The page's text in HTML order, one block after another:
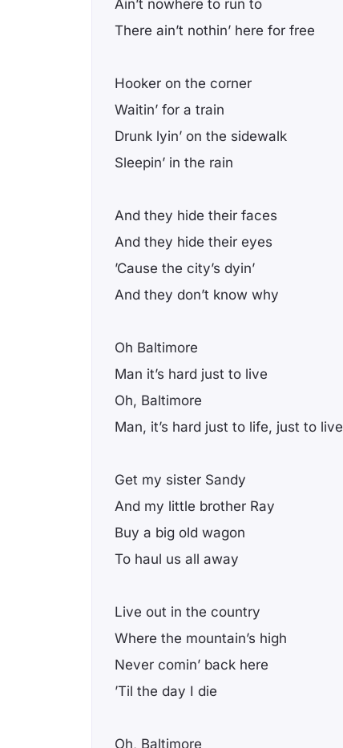
Ain’t nowhere to run to
There ain’t nothin’ here for free
Hooker on the corner
Waitin’ for a train
Drunk lyin’ on the sidewalk
Sleepin’ in the rain
And they hide their faces
And they hide their eyes
’Cause the city’s dyin’
And they don’t know why
Oh Baltimore
Man it’s hard just to live
Oh, Baltimore
Man, it’s hard just to life, just to live
Get my sister Sandy
And my little brother Ray
Buy a big old wagon
To haul us all away
Live out in the country
Where the mountain’s high
Never comin’ back here
’Til the day I die
Oh, Baltimore